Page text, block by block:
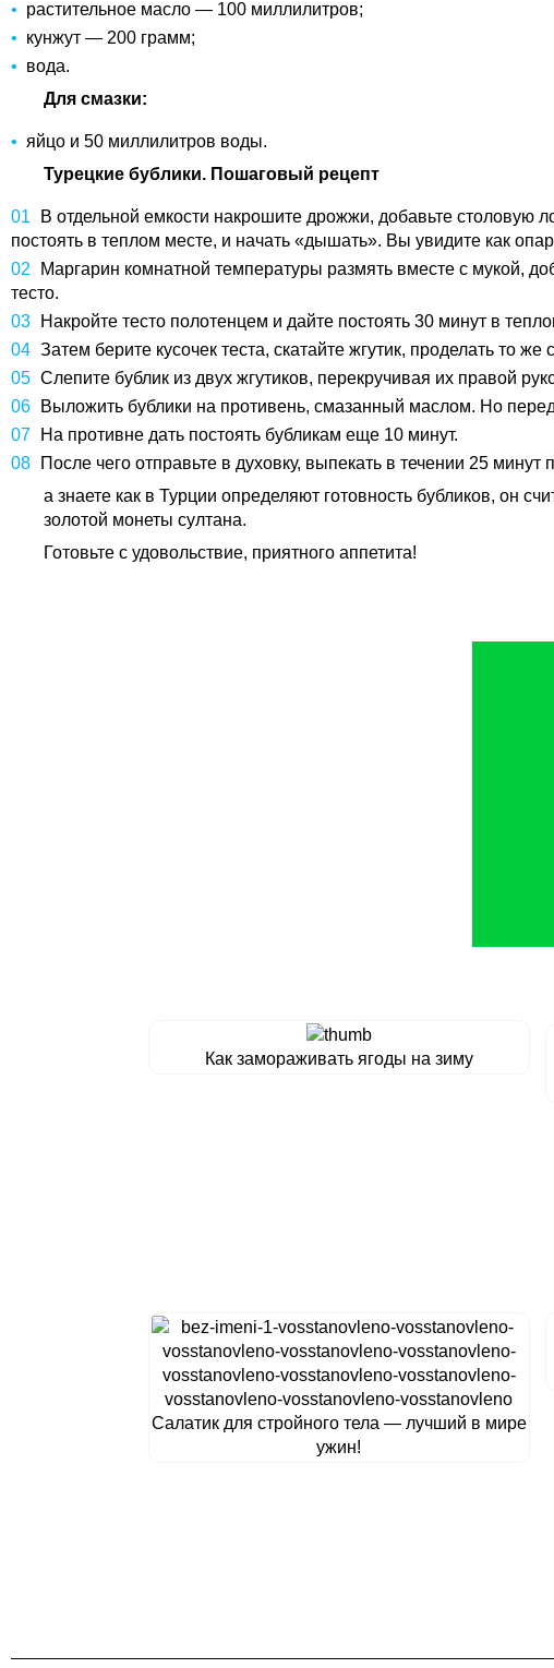
растительное масло — 100 миллилитров;
кунжут — 200 грамм;
вода.
Для смазки:
яйцо и 50 миллилитров воды.
Турецкие бублики. Пошаговый рецепт
В отдельной емкости накрошите дрожжи, добавьте столовую
постоять в теплом месте, и начать «дышать». Вы увидите как
Маргарин комнатной температуры размять вместе с мукой,
тесто.
Накройте тесто полотенцем и дайте постоять 30 минут в
Затем берите кусочек теста, скатайте жгутик, проделать то
Слепите бублик из двух жгутиков, перекручивая их правой
Выложить бублики на противень, смазанный маслом. Но
На противне дать постоять бубликам еще 10 минут.
После чего отправьте в духовку, выпекать в течении 25
а знаете как в Турции определяют готовность бубликов, он
золотой монеты султана.
Готовьте с удовольствие, приятного аппетита!
Как замораживать ягоды на зиму
Салатик для стройного тела — лучший в мире
ужин!